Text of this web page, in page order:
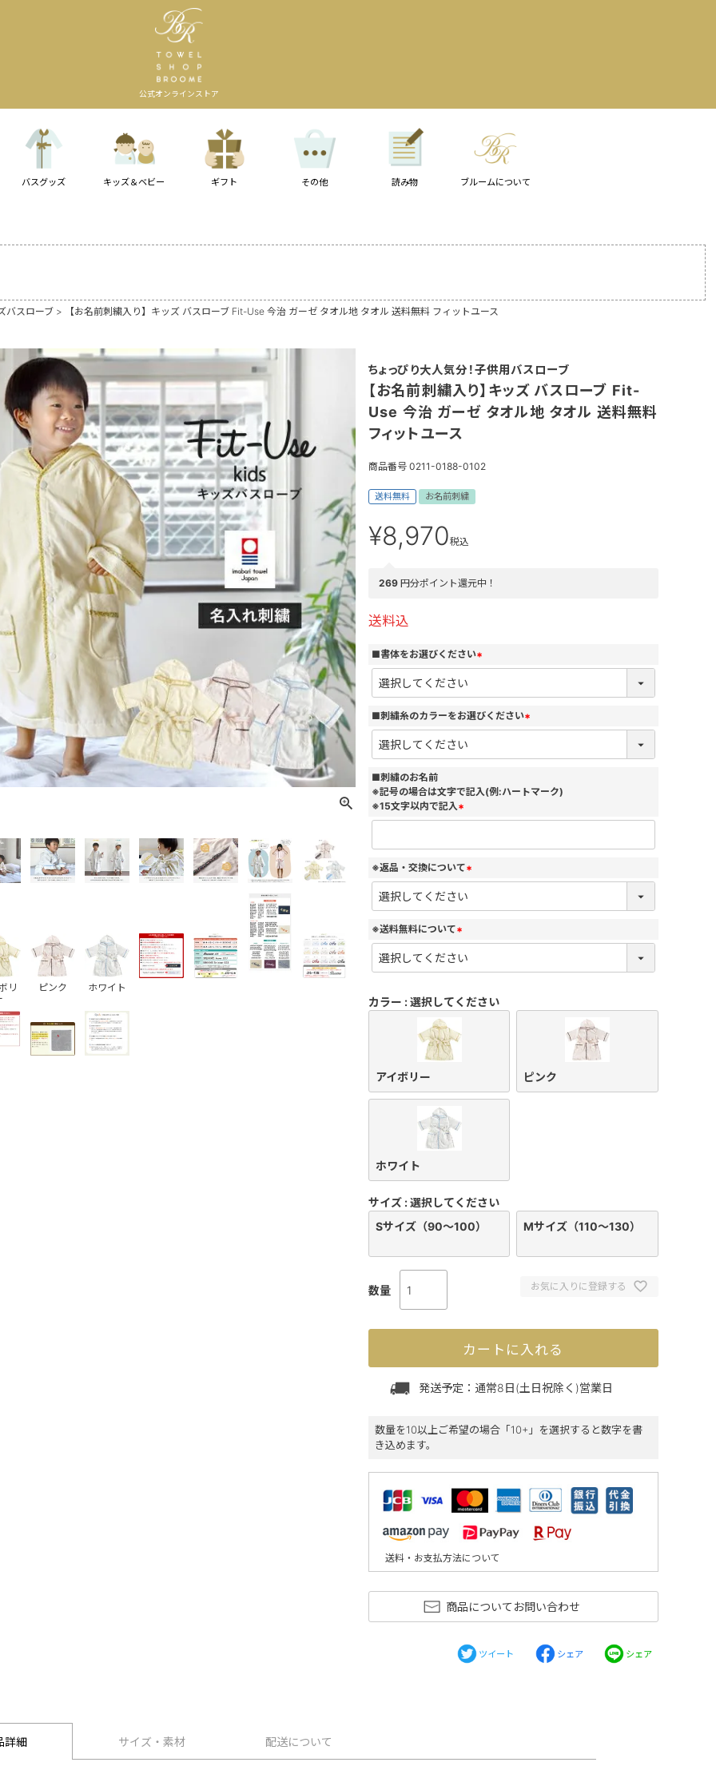
公式オンラインストア
バスグッズ キッズ＆ベビー ギフト その他 読み物 ブルームについて
バスローブ 【お名前刺繍入り】キッズ バスローブ Fit-Use 今治 ガーゼ タオル地 タオル 送料無料 フィットユース
リ
ピンク ホワイト
ちょっぴり大人気分！子供用バスローブ
【お名前刺繍入り】キッズ バスローブ Fit-
Use 今治 ガーゼ タオル地 タオル 送料無料
フィットユース
商品番号 0211-0188-0102
送料無料 お名前刺繍
¥8,970税込
269 円分ポイント還元中！
送料込
■書体をお選びください
(
須
)
■刺繍糸のカラーをお選びください
(
須
■刺繍のお名前
※記号の場合は文字で記入(例:ハートマーク)
※15文字以内で記入
(
須
)
※返品・交換について
(
必
須
※送料無料について
(
必
須
カラー 選択してください
アイボリー ピンク
ホワイト
サイズ
選択してください
Sサイズ（90～100）
Mサイズ（110～130）
お気に入りに登録する
カートに入れる
発送予定：通常8日(土日祝除く)営業日
数量を10以上ご希望の場合「10+」を選択すると数字を書
き込めます。
送料・お支払方法について
商品についてお問い合わせ
ツイート シェア シェア
詳細 サイズ・素材 配送について